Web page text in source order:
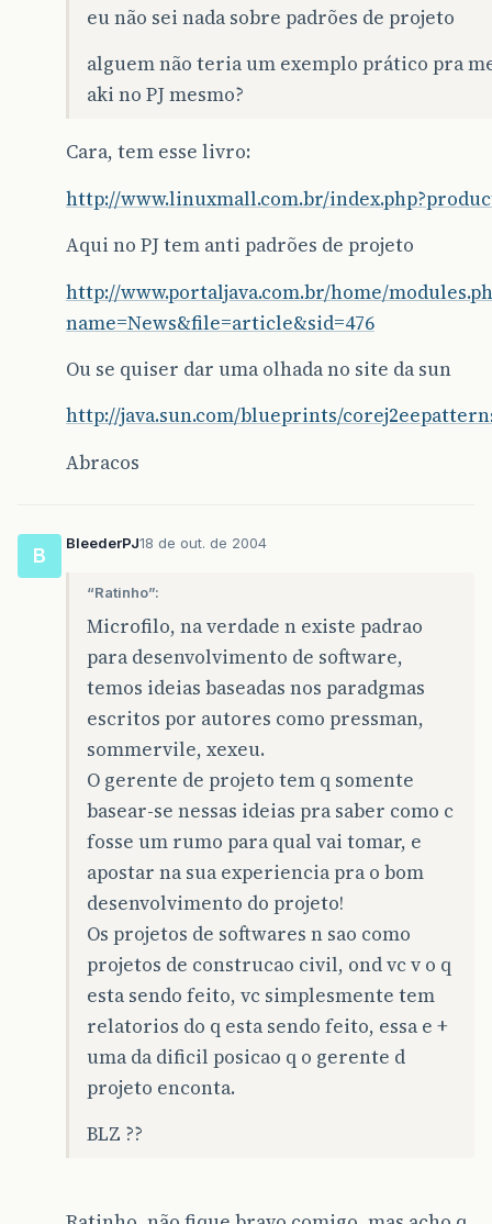
eu não sei nada sobre padrões de projeto
alguem não teria um exemplo prático pra
aki no PJ mesmo?
Cara, tem esse livro:
http://www.linuxmall.com.br/
Aqui no PJ tem anti padrões de projeto
http://www.portaljava.com.br/home/
name=News&file=article&sid=476
Ou se quiser dar uma olhada no site da sun
http://java.sun.com/blueprints/
Abracos
B
BleederPJ18 de out. de 2004
“Ratinho”:
Microfilo, na verdade n existe padrao
para desenvolvimento de software,
temos ideias baseadas nos paradgmas
escritos por autores como pressman,
sommervile, xexeu.
O gerente de projeto tem q somente
basear-se nessas ideias pra saber como c
fosse um rumo para qual vai tomar, e
apostar na sua experiencia pra o bom
desenvolvimento do projeto!
Os projetos de softwares n sao como
projetos de construcao civil, ond vc v o q
esta sendo feito, vc simplesmente tem
relatorios do q esta sendo feito, essa e +
uma da dificil posicao q o gerente d
projeto enconta.
BLZ ??